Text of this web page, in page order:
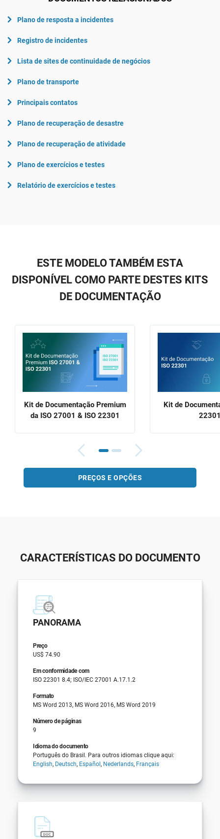
Plano de resposta a incidentes
Registro de incidentes
Lista de sites de continuidade de negócios
Plano de transporte
Principais contatos
Plano de recuperação de desastre
Plano de recuperação de atividade
Plano de exercícios e testes
Relatório de exercícios e testes
ESTE MODELO TAMBÉM ESTA
DISPONÍVEL COMO PARTE DESTES KITS
DE DOCUMENTAÇÃO
Kit de Documentação Premium
da ISO 27001 & ISO 22301
Kit de
PREÇOS E OPÇÕES
CARACTERÍSTICAS DO DOCUMENTO
PANORAMA
Preço
US$ 74.90
Em conformidade com
ISO 22301 8.4; ISO/IEC 27001 A.17.1.2
Formato
MS Word 2013, MS Word 2016, MS Word 2019
Número de páginas
9
Idioma do documento
Português do Brasil. Para outros idiomas clique aqui:
English, Deutsch, Español, Nederlands, Français